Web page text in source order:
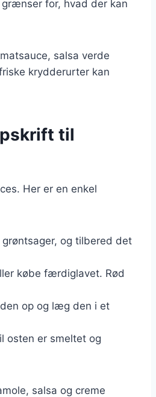
for, hvad der kan
salsa verde
krydderurter kan
til
Her er en enkel
og tilbered det
købe færdiglavet. Rød
op og læg den i et
osten er smeltet og
salsa og creme